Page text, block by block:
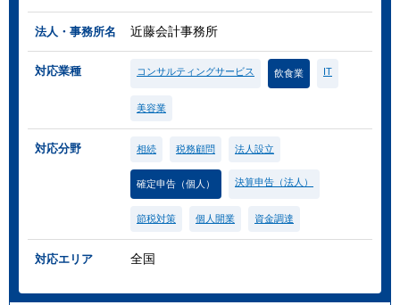
法人・事務所名 近藤会計事務所
対応業種 コンサルティングサービス 飲食業 IT
美容業
対応分野 相続 税務顧問 法人設立
確定申告（個人） 決算申告（法人）
節税対策 個人開業 資金調達
対応エリア 全国